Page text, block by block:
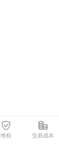
维权 交易成本